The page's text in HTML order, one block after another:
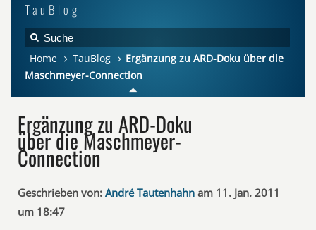
TauBlog
Home TauBlog
Ergänzung zu ARD-Doku über die
Maschmeyer-Connection
Ergänzung zu ARD-Doku
über die Maschmeyer-
Connection
Geschrieben von: André Tautenhahn am 11. Jan. 2011
um 18:47